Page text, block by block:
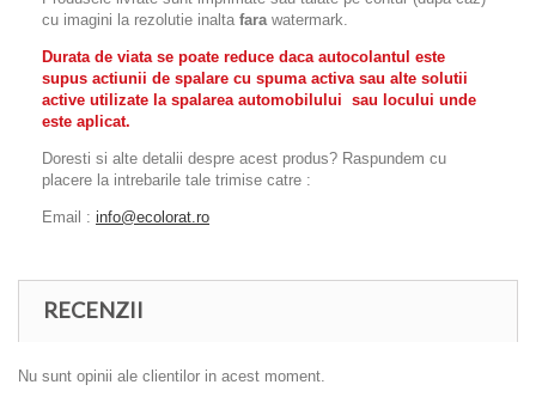
cu imagini la rezolutie inalta fara watermark.
Durata de viata se poate reduce daca autocolantul este
supus actiunii de spalare cu spuma activa sau alte solutii
active utilizate la spalarea automobilului sau locului unde
este aplicat.
Doresti si alte detalii despre acest produs? Raspundem cu
placere la intrebarile tale trimise catre :
Email : info@ecolorat.ro
RECENZII
Nu sunt opinii ale clientilor in acest moment.